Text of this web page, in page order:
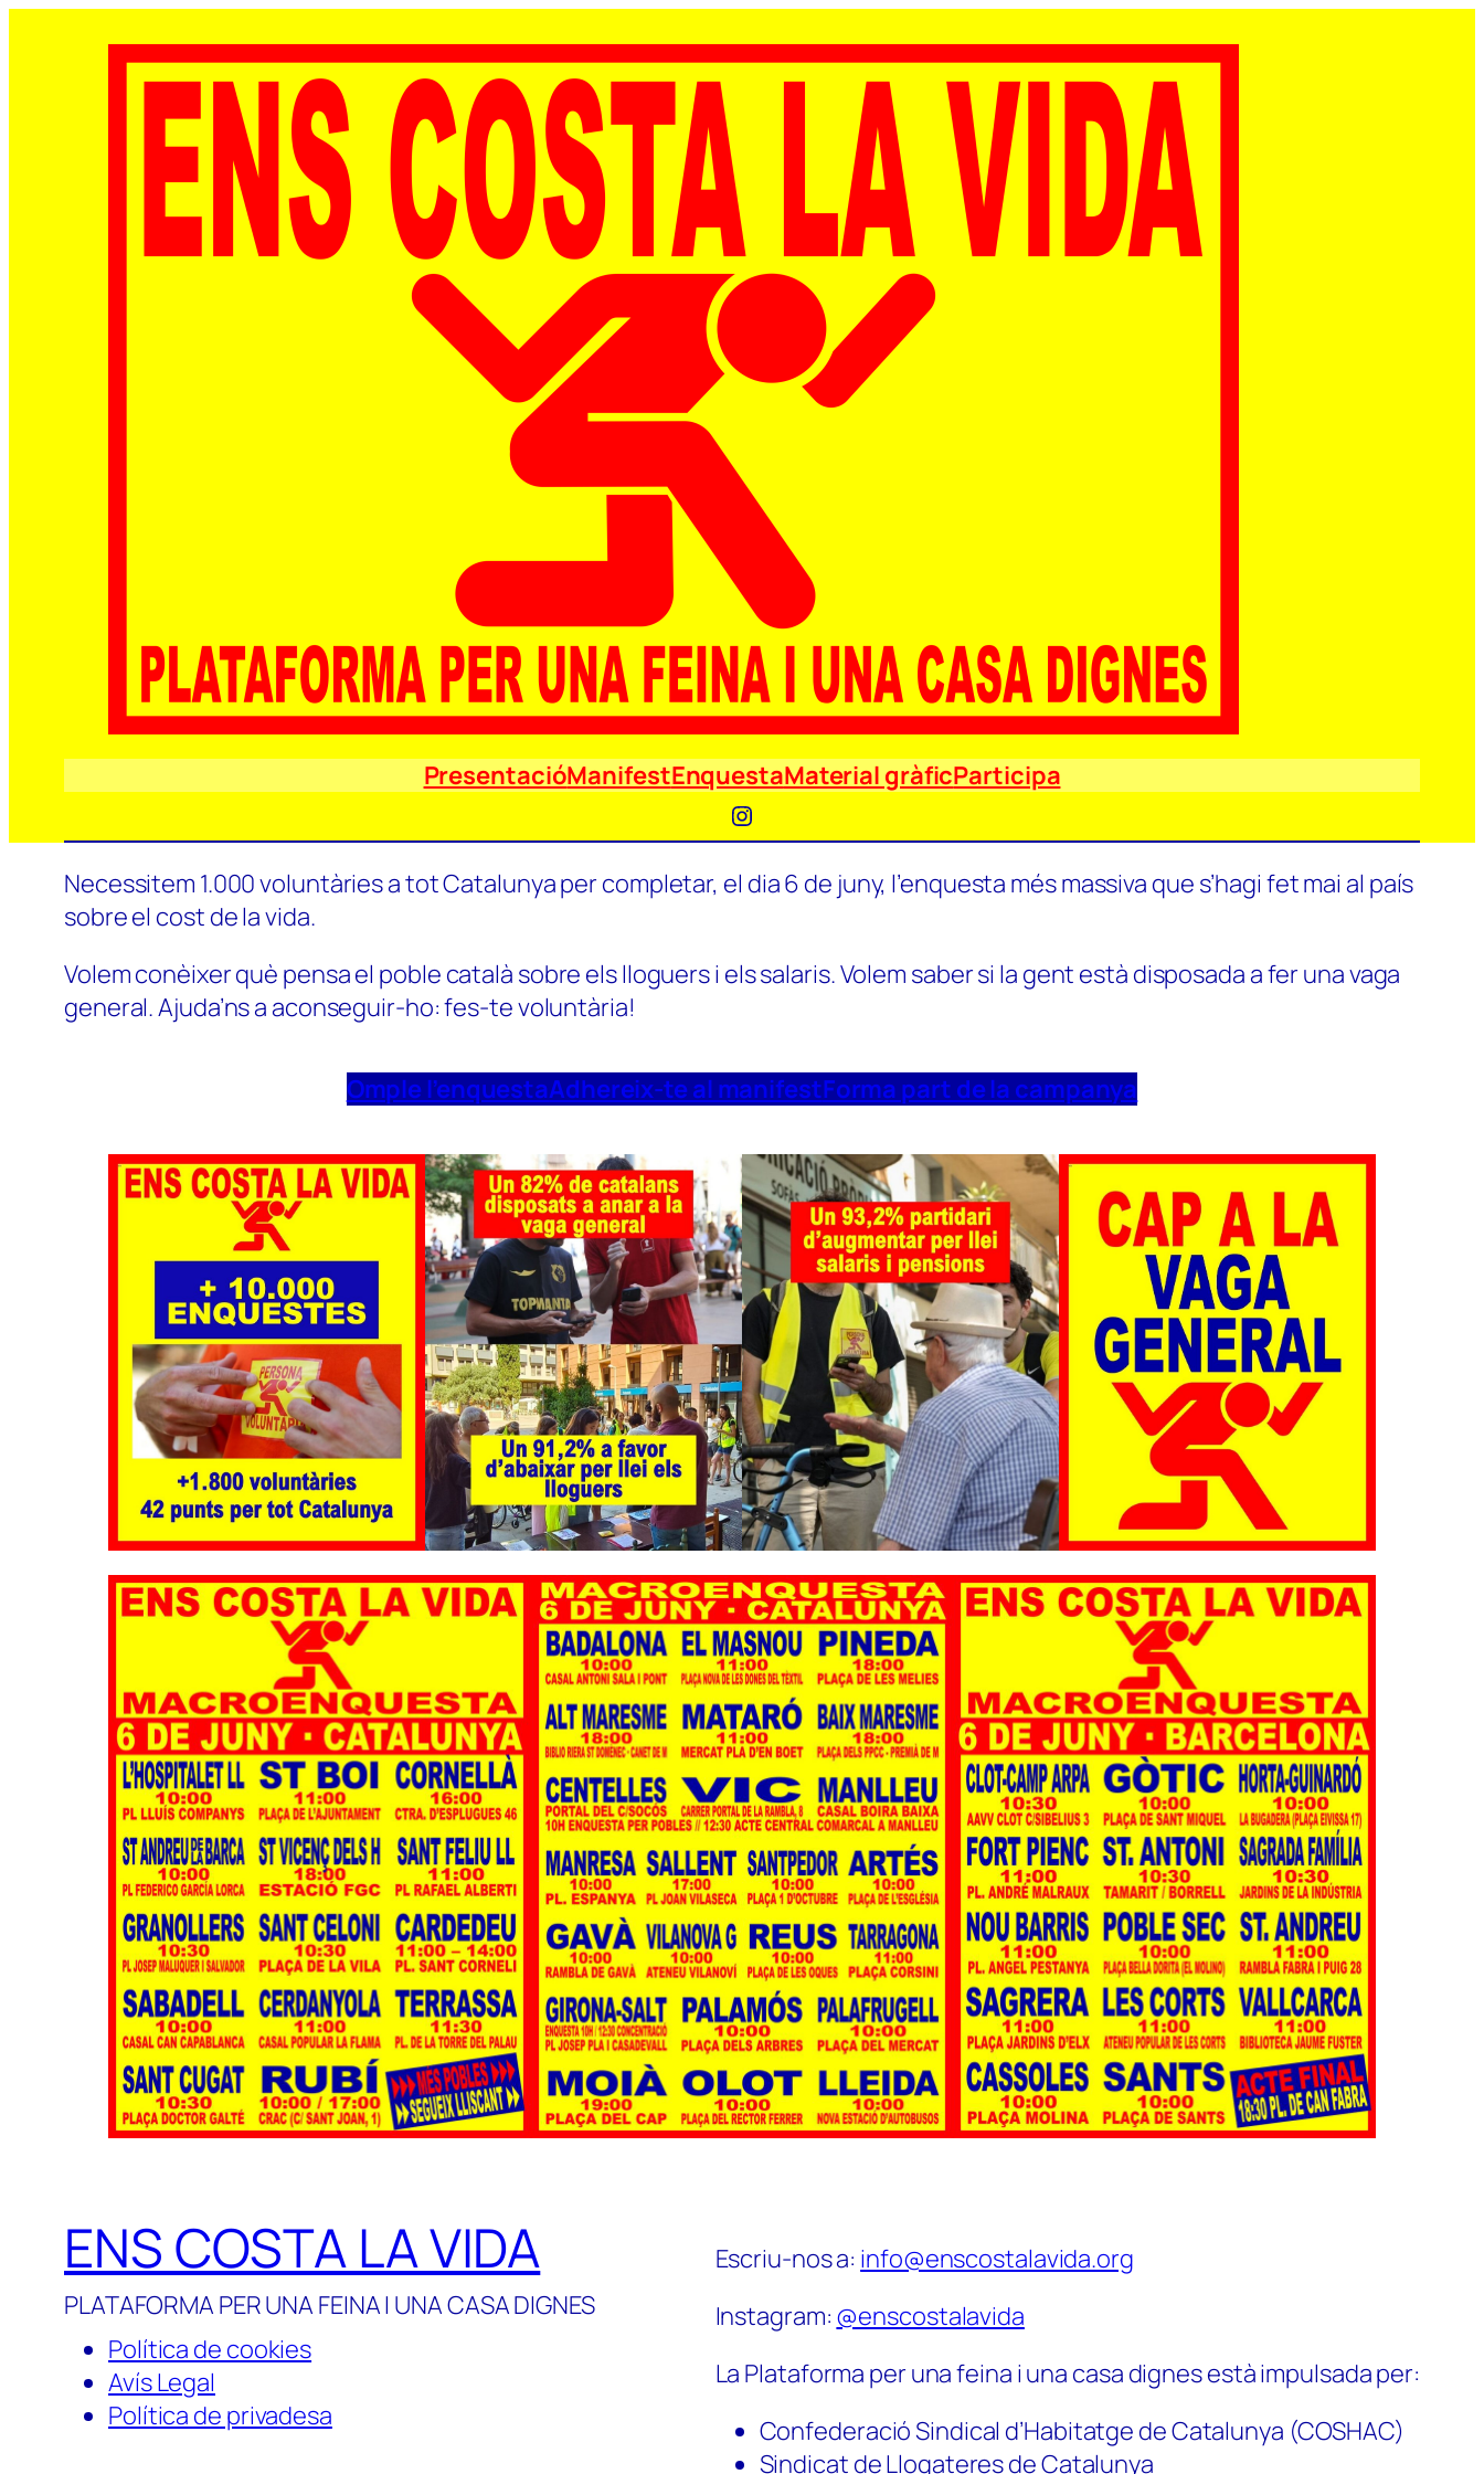
PresentacióManifestEnquestaMaterial gràficParticipa
Instagram
Necessitem 1.000 voluntàries a tot Catalunya per completar, el dia 6 de juny, l’enquesta més massiva que s’hagi fet mai al país
sobre el cost de la vida.
Volem conèixer què pensa el poble català sobre els lloguers i els salaris. Volem saber si la gent està disposada a fer una vaga
general. Ajuda’ns a aconseguir-ho: fes-te voluntària!
Omple l’enquestaAdhereix-te al manifestForma part de la campanya
ENS COSTA LA VIDA
PLATAFORMA PER UNA FEINA I UNA CASA DIGNES
Política de cookies
Avís Legal
Política de privadesa
Escriu-nos a: info@enscostalavida.org
Instagram: @enscostalavida
La Plataforma per una feina i una casa dignes està impulsada per:
Confederació Sindical d’Habitatge de Catalunya (COSHAC)
Sindicat de Llogateres de Catalunya